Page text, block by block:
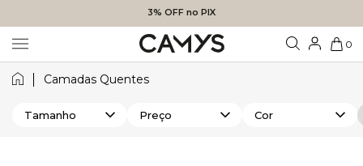
3% OFF no PIX
0
Camadas Quentes
Cor
Tamanho Preço